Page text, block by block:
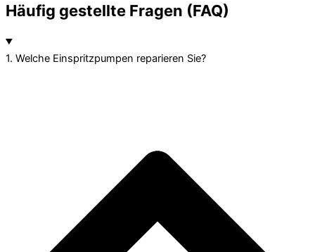
Häufig gestellte Fragen (FAQ)
1. Welche Einspritzpumpen reparieren Sie?